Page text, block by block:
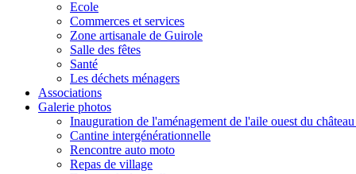
Ecole
Commerces et services
Zone artisanale de Guirole
Salle des fêtes
Santé
Les déchets ménagers
Associations
Galerie photos
Inauguration de l'aménagement de l'aile ouest du
Cantine intergénérationnelle
Rencontre auto moto
Repas de village